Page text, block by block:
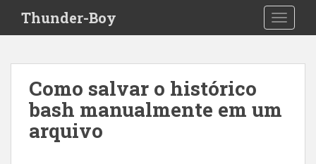
i
Thunder-Boy
Como salvar o histórico
bash manualmente em um
arquivo